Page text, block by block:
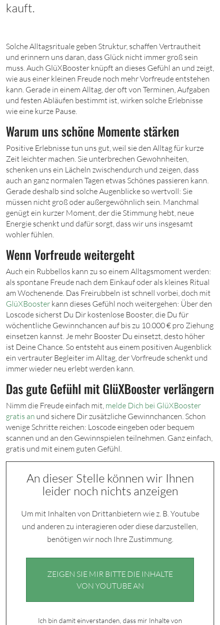
kauft.
Solche Alltagsrituale geben Struktur, schaffen Vertrautheit
und erinnern uns daran, dass Glück nicht immer groß sein
muss. Auch GlüXBooster knüpft an dieses Gefühl an und zeigt,
wie aus einer kleinen Freude noch mehr Vorfreude entstehen
kann. Gerade in einem Alltag, der oft von Terminen, Aufgaben
und festen Abläufen bestimmt ist, wirken solche Erlebnisse
wie eine kurze Pause.
Warum uns schöne Momente stärken
Positive Erlebnisse tun uns gut, weil sie den Alltag für kurze
Zeit leichter machen. Sie unterbrechen Gewohnheiten,
schenken uns ein Lächeln zwischendurch und zeigen, dass
auch an ganz normalen Tagen etwas Schönes passieren kann.
Gerade deshalb sind solche Augenblicke so wertvoll: Sie
müssen nicht groß oder außergewöhnlich sein. Manchmal
genügt ein kurzer Moment, der die Stimmung hebt, neue
Energie schenkt und dafür sorgt, dass wir uns insgesamt
wohler fühlen.
Wenn Vorfreude weitergeht
Auch ein Rubbellos kann zu so einem Alltagsmoment werden:
als spontane Freude nach dem Einkauf oder als kleines Ritual
am Wochenende. Das Freirubbeln ist schnell vorbei, doch mit
GlüXBooster kann dieses Gefühl noch weitergehen: Über den
Loscode sicherst Du Dir kostenlose Booster, die Du für
wöchentliche Gewinnchancen auf bis zu 10.000 € pro Ziehung
einsetzen kannst. Je mehr Booster Du einsetzt, desto höher
ist Deine Chance. So entsteht aus einem positiven Augenblick
ein vertrauter Begleiter im Alltag, der Vorfreude schenkt und
immer wieder neu erlebt werden kann.
Das gute Gefühl mit GlüXBooster verlängern
Nimm die Freude einfach mit, melde Dich bei GlüXBooster
gratis an und sichere Dir zusätzliche Gewinnchancen. Schon
wenige Schritte reichen: Loscode eingeben oder bequem
scannen und an den Gewinnspielen teilnehmen. Ganz einfach,
gratis und mit einem guten Gefühl.
An dieser Stelle können wir Ihnen
leider noch nichts anzeigen
Um mit Inhalten von Drittanbietern wie z. B. Youtube
und anderen zu interagieren oder diese darzustellen,
benötigen wir noch Ihre Zustimmung.
ZEIGEN SIE MIR BITTE DIE INHALTE
VON YOUTUBE AN
Ich bin damit einverstanden, dass mir Inhalte von